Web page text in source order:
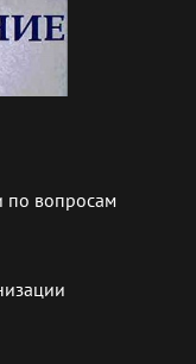
по вопросам